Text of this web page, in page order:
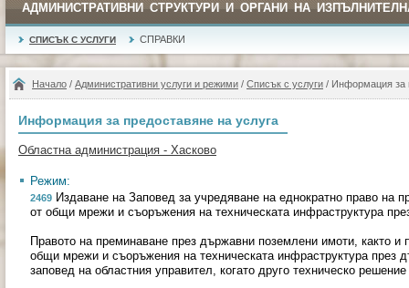
АДМИНИСТРАТИВНИ СТРУКТУРИ И ОРГАНИ НА
СПИСЪК С УСЛУГИ СПРАВКИ
Начало / Административни услуги и режими / Списък с услуги / Информация за
Информация за предоставяне на услуга
Областна администрация - Хасково
Режим:
2469 Издаване на Заповед за учредяване на еднократно право на
от общи мрежи и съоръжения на техническата инфраструктура
Правото на преминаване през държавни поземлени имоти, както и
общи мрежи и съоръжения на техническата инфраструктура през
заповед на областния управител, когато друго техническо